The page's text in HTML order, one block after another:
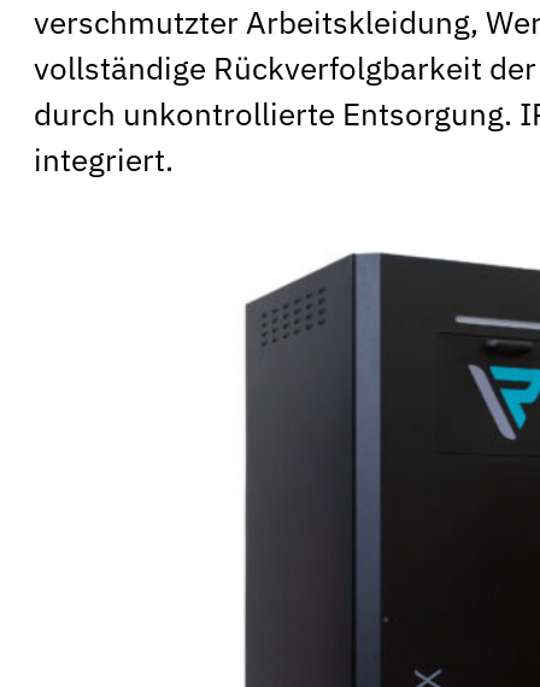
verschmutzter Arbeitskleidung,
vollständige Rückverfolgbarkeit
durch unkontrollierte Entsorgung.
integriert.